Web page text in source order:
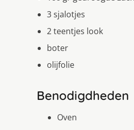
3 sjalotjes
2 teentjes look
boter
olijfolie
Benodigdheden
Oven